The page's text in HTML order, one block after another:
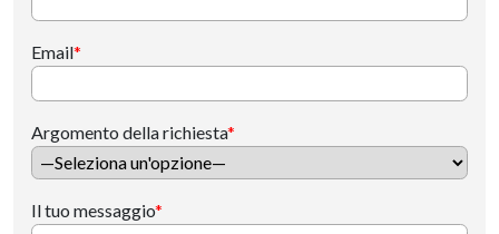
Email*
Argomento della richiesta*
Il tuo messaggio*